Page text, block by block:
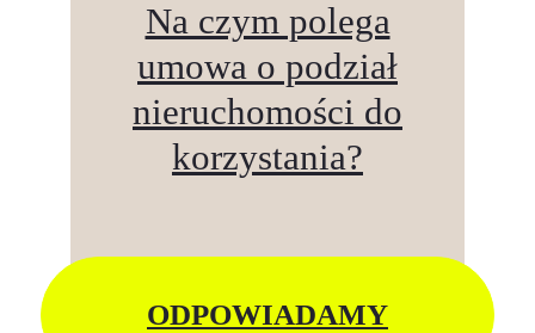
Na czym polega
umowa o podział
nieruchomości do
korzystania?
ODPOWIADAMY